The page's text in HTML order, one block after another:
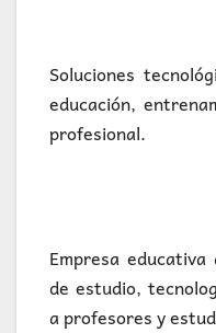
Soluciones
educación,
profesional.
Empresa
de estudio,
a profesores y